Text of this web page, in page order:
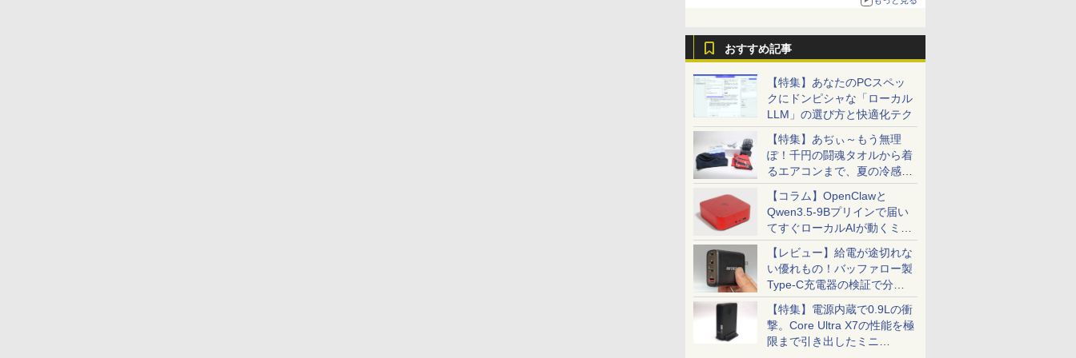
る。復活記念で2026年末まで500円
おすすめ記事
【特集】あなたのPCスペッ
クにドンピシャな「ローカル
LLM」の選び方と快適化テク
【特集】あぢぃ～もう無理
ぽ！千円の闘魂タオルから着
るエアコンまで、夏の冷感グ
ッズ一挙紹介
【コラム】OpenClawと
Qwen3.5-9Bプリインで届い
てすぐローカルAIが動くミニ
PC「SER9 Pro」
【レビュー】給電が途切れな
い優れもの！バッファロー製
Type-C充電器の検証で分か
ったこと
【特集】電源内蔵で0.9Lの衝
撃。Core Ultra X7の性能を極
限まで引き出したミニ